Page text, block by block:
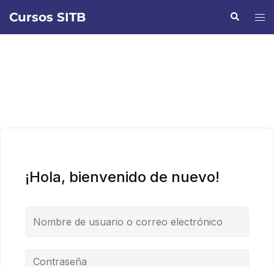
Cursos SITB Buscar
¡Hola, bienvenido de nuevo!